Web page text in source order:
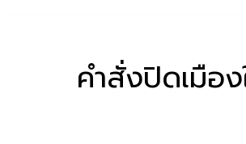
คำสั่งปิดเมือ